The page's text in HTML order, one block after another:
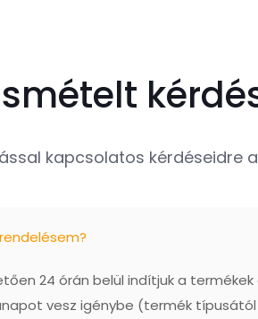
kapcsolatos kérdéseidre
24 órán belül indítjuk a
vesz igénybe (termék